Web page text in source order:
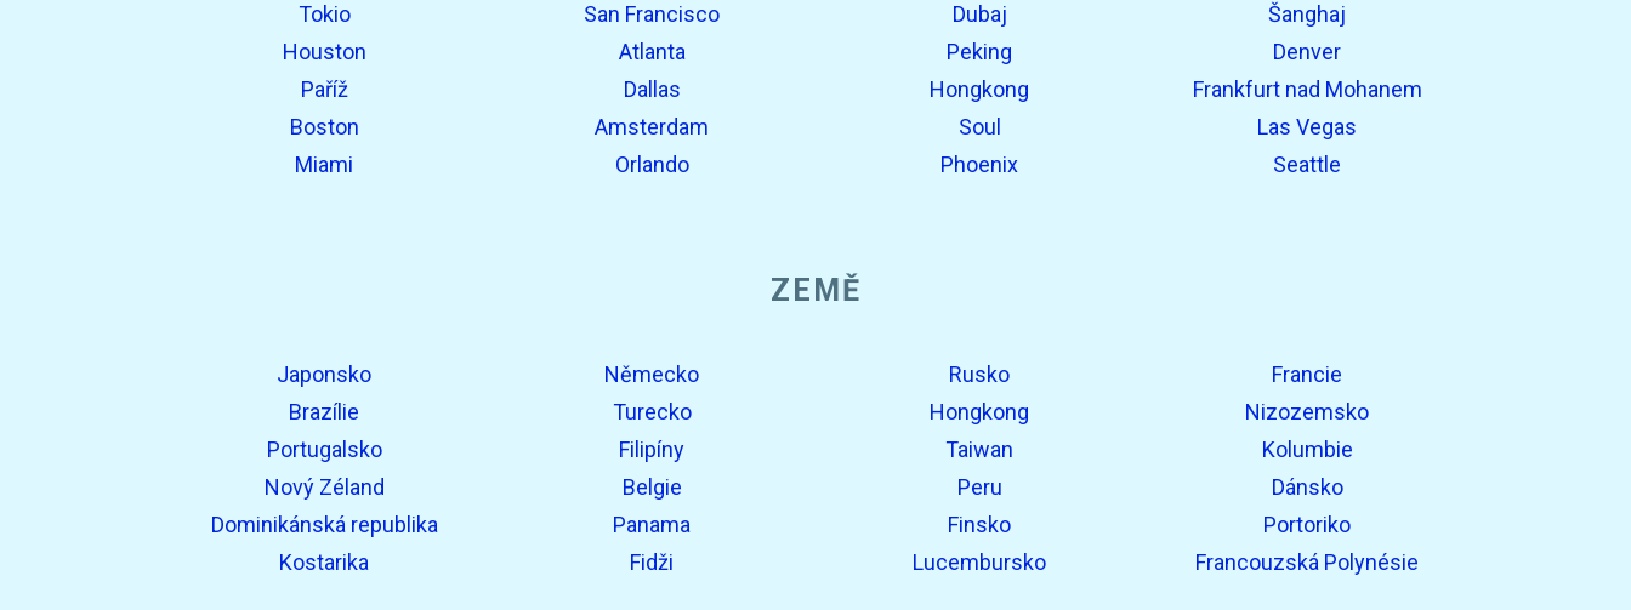
Tokio
San Francisco Dubaj
Šanghaj
Houston
Atlanta Peking
Denver
Paříž
Dallas Hongkong
Frankfurt nad Mohanem
Boston
Amsterdam Soul
Las Vegas
Miami
Orlando Phoenix Seattle
ZEMĚ
Japonsko Německo Rusko
Francie
Brazílie
Turecko Hongkong
Nizozemsko
Portugalsko
Filipíny Taiwan
Kolumbie
Nový Zéland
Belgie Peru
Dánsko
Dominikánská republika
Panama Finsko
Portoriko
Kostarika
Fidži Lucembursko Francouzská Polynésie